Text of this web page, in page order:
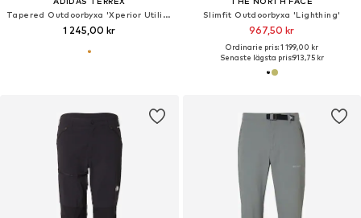
Tapered Outdoorbyxa 'Xperior Utilitas'
1 245,00 kr
Slimfit Outdoorbyxa 'Lighthing'
967,50 kr
Ordinarie pris: 1 199,00 kr
Senaste lägsta pris:913,75 kr